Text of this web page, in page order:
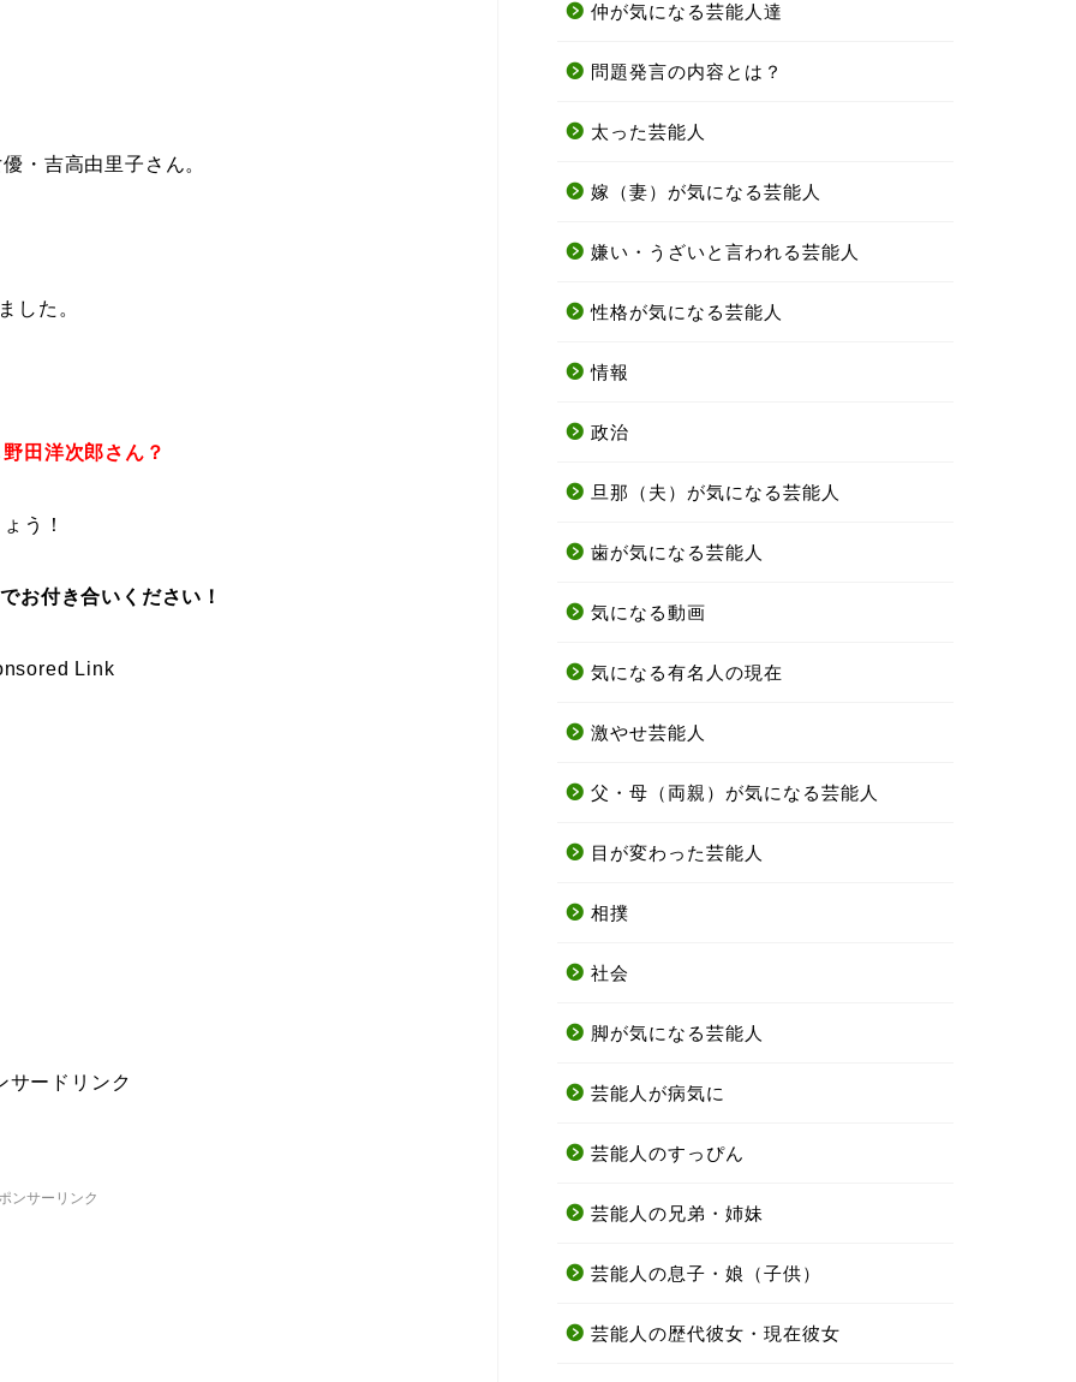
・吉高由里子さん。
した。
田洋次郎さん？
う！
お付き合いください！
Link
サードリンク
ンサーリンク
仲が気になる芸能人達
問題発言の内容とは？
太った芸能人
嫁（妻）が気になる芸能人
嫌い・うざいと言われる芸能人
性格が気になる芸能人
情報
政治
旦那（夫）が気になる芸能人
歯が気になる芸能人
気になる動画
気になる有名人の現在
激やせ芸能人
父・母（両親）が気になる芸能人
目が変わった芸能人
相撲
社会
脚が気になる芸能人
芸能人が病気に
芸能人のすっぴん
芸能人の兄弟・姉妹
芸能人の息子・娘（子供）
芸能人の歴代彼女・現在彼女